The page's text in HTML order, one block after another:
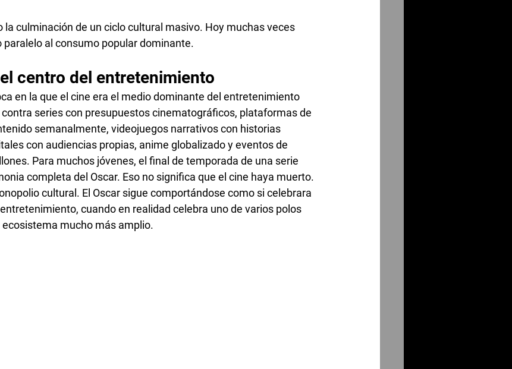
la culminación de un ciclo cultural masivo. Hoy muchas veces
al consumo popular dominante.
centro del entretenimiento
en la que el cine era el medio dominante del entretenimiento
series con presupuestos cinematográficos, plataformas de
semanalmente, videojuegos narrativos con historias
con audiencias propias, anime globalizado y eventos de
Para muchos jóvenes, el final de temporada de una serie
completa del Oscar. Eso no significa que el cine haya muerto.
cultural. El Oscar sigue comportándose como si celebrara
cuando en realidad celebra uno de varios polos
mucho más amplio.